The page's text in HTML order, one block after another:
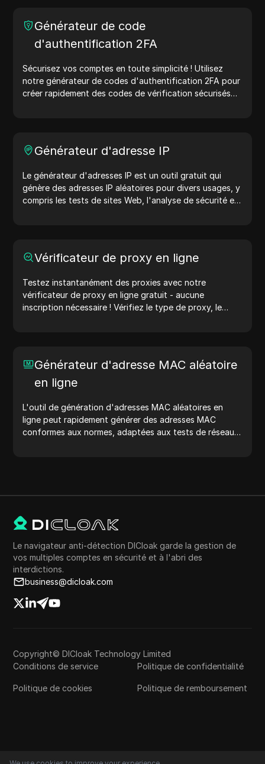
de sites web, aux vérifications de compatibilité et à
l'optimisation du développement. Simplifiez vos flux de
travail : générez des agents utilisateurs dès aujourd'hui
Générateur de code
d'authentification 2FA
Sécurisez vos comptes en toute simplicité ! Utilisez
notre générateur de codes d'authentification 2FA pour
créer rapidement des codes de vérification sécurisés
Générateur d'adresse IP
Le générateur d'adresses IP est un outil gratuit qui
génère des adresses IP aléatoires pour divers usages, y
compris les tests de sites Web, l'analyse de sécurité et
géolocalisation, les vérifications de confidentialité, et
votre processus de développement : générez des
adresses IP maintenant !
Vérificateur de proxy en ligne
Testez instantanément des proxies avec notre
vérificateur de proxy en ligne gratuit - aucune
inscription nécessaire ! Vérifiez le type de proxy, le
Générateur d'adresse MAC aléatoire
en ligne
L'outil de génération d'adresses MAC aléatoires en
ligne peut rapidement générer des adresses MAC
conformes aux normes, adaptées aux tests de réseau,
Le navigateur anti-détection DICloak garde la gestion de
vos multiples comptes en sécurité et à l'abri des
interdictions.
business@dicloak.com
Copyright© DICloak Technology Limited
Conditions de service
Politique de confidentialité
Politique de cookies Politique de remboursement